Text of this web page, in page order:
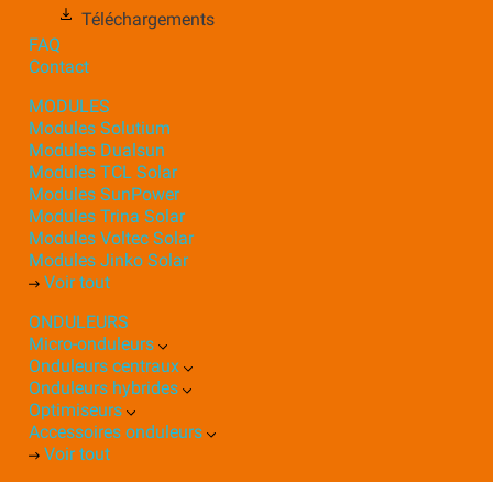
Téléchargements
FAQ
Contact
MODULES
Modules Solutium
Modules Dualsun
Modules TCL Solar
Modules SunPower
Modules Trina Solar
Modules Voltec Solar
Modules Jinko Solar
Voir tout
ONDULEURS
Micro-onduleurs
Onduleurs centraux
Onduleurs hybrides
Optimiseurs
Accessoires onduleurs
Voir tout